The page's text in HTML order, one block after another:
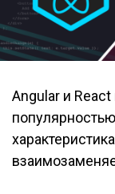
Angular и